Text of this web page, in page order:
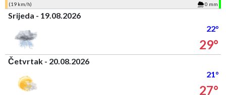
(19 km/h)
0 mm
Srijeda - 19.08.2026
22°
29°
Četvrtak - 20.08.2026
21°
27°